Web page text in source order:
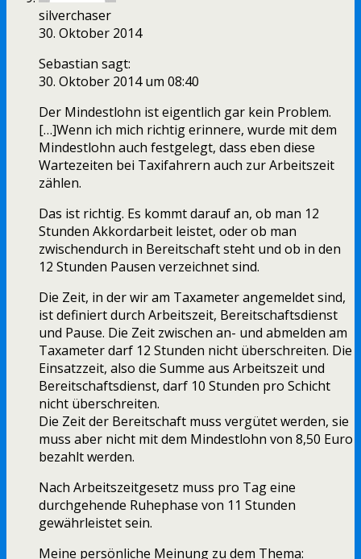
silverchaser
30. Oktober 2014
Sebastian sagt:
30. Oktober 2014 um 08:40
Der Mindestlohn ist eigentlich gar kein Problem.
[…]Wenn ich mich richtig erinnere, wurde mit dem
Mindestlohn auch festgelegt, dass eben diese
Wartezeiten bei Taxifahrern auch zur Arbeitszeit
zählen.
Das ist richtig. Es kommt darauf an, ob man 12
Stunden Akkordarbeit leistet, oder ob man
zwischendurch in Bereitschaft steht und ob in den
12 Stunden Pausen verzeichnet sind.
Die Zeit, in der wir am Taxameter angemeldet sind,
ist definiert durch Arbeitszeit, Bereitschaftsdienst
und Pause. Die Zeit zwischen an- und abmelden am
Taxameter darf 12 Stunden nicht überschreiten. Die
Einsatzzeit, also die Summe aus Arbeitszeit und
Bereitschaftsdienst, darf 10 Stunden pro Schicht
nicht überschreiten.
Die Zeit der Bereitschaft muss vergütet werden, sie
muss aber nicht mit dem Mindestlohn von 8,50 Euro
bezahlt werden.
Nach Arbeitszeitgesetz muss pro Tag eine
durchgehende Ruhephase von 11 Stunden
gewährleistet sein.
Meine persönliche Meinung zu dem Thema: